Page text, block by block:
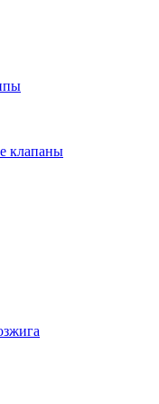
клапаны